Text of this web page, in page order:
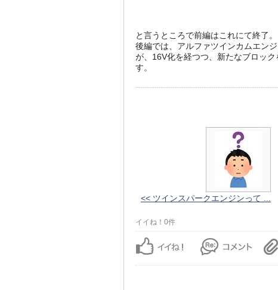
と言うところで前編はこれにて終了。
後編では、アルファツインカムエン
が、16V化を経つつ、新たなブロッ
す。
<< ツインスパークエンジンって ...
イイね！0件